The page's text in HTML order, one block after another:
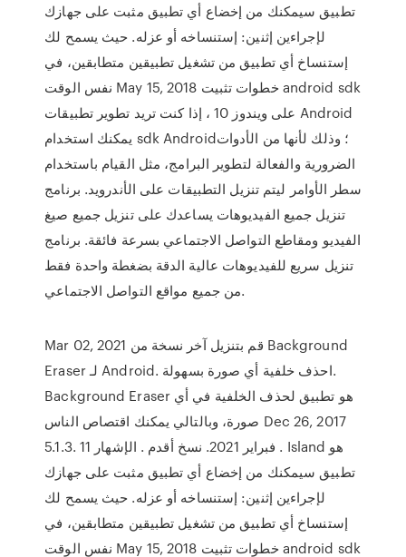
تطبيق سيمكنك من إخضاع أي تطبيق مثبت على جهازك
لإجراءين إثنين: إستنساخه أو عزله. حيث يسمح لك
إستنساخ أي تطبيق من تشغيل تطبيقين متطابقين، في
نفس الوقت May 15, 2018 خطوات تثبيت android sdk
على ويندوز 10 ، إذا كنت تريد تطوير تطبيقات Android
يمكنك استخدام sdk Android؛ وذلك لأنها من الأدوات
الضرورية والفعالة لتطوير البرامج، مثل القيام باستخدام
سطر الأوامر ليتم تنزيل التطبيقات على الأندرويد. برنامج
تنزيل جميع الفيديوهات يساعدك على تنزيل جميع صيغ
الفيديو ومقاطع التواصل الاجتماعي بسرعة فائقة. برنامج
تنزيل سريع للفيديوهات عالية الدقة بضغطة واحدة فقط
من جميع مواقع التواصل الاجتماعي.
Mar 02, 2021 قم بتنزيل آخر نسخة من Background
Eraser لـ Android. احذف خلفية أي صورة بسهولة.
Background Eraser هو تطبيق لحذف الخلفية في أي
صورة، وبالتالي يمكنك اقتصاص الناس Dec 26, 2017
5.1.3. 11 فبراير 2021. نسخ أقدم . الإشهار . Island هو
تطبيق سيمكنك من إخضاع أي تطبيق مثبت على جهازك
لإجراءين إثنين: إستنساخه أو عزله. حيث يسمح لك
إستنساخ أي تطبيق من تشغيل تطبيقين متطابقين، في
نفس الوقت May 15, 2018 خطوات تثبيت android sdk